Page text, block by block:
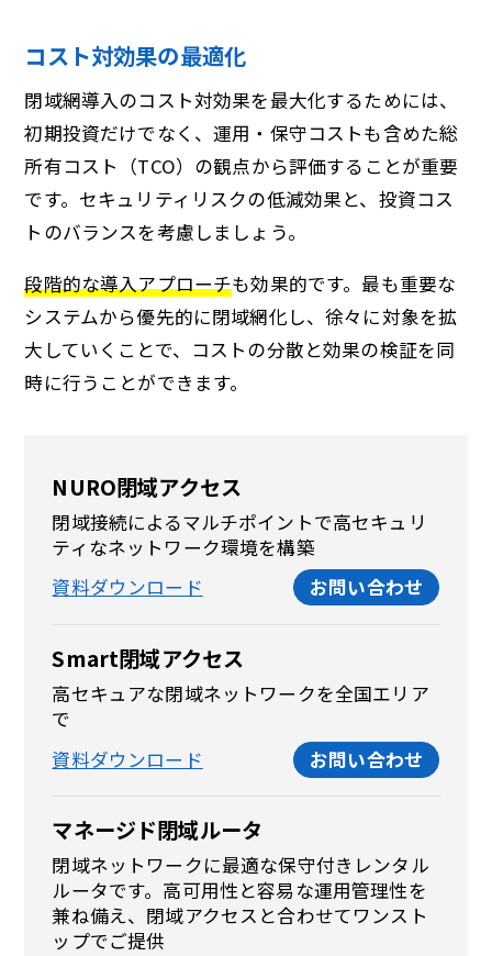
コスト対効果の最適化
閉域網導入のコスト対効果を最大化するためには、
初期投資だけでなく、運用・保守コストも含めた総
所有コスト（TCO）の観点から評価することが重要
です。セキュリティリスクの低減効果と、投資コス
トのバランスを考慮しましょう。
段階的な導入アプローチも効果的です。最も重要な
システムから優先的に閉域網化し、徐々に対象を拡
大していくことで、コストの分散と効果の検証を同
時に行うことができます。
NURO閉域アクセス
閉域接続によるマルチポイントで高セキュリ
ティなネットワーク環境を構築
資料ダウンロード
お問い合わせ
Smart閉域アクセス
高セキュアな閉域ネットワークを全国エリア
で
資料ダウンロード
お問い合わせ
マネージド閉域ルータ
閉域ネットワークに最適な保守付きレンタル
ルータです。高可用性と容易な運用管理性を
兼ね備え、閉域アクセスと合わせてワンスト
ップでご提供